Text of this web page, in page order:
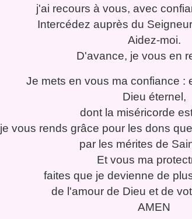
j'ai recours à vous, avec
Intercédez auprès du
Aidez-moi.
D'avance, je vous en
Je mets en vous ma confiance :
Dieu éternel,
dont la miséricorde
je vous rends grâce pour les dons
par les mérites de
Et vous ma
faites que je devienne de
de l'amour de Dieu et de
AMEN